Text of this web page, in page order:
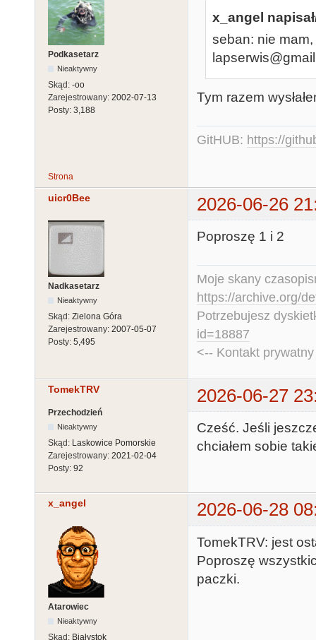
Podkasetarz
Nieaktywny
Skąd: -oo
Zarejestrowany: 2002-07-13
Posty: 3,188
x_angel
seban: nie
Tym razem
GitHUB: https://
Strona
uicr0Bee 2026-06-26
Nadkasetarz
Nieaktywny
Skąd: Zielona Góra
Zarejestrowany: 2007-05-07
Posty: 5,495
Poproszę 1 i 2
Moje skany
https://archive.org/
Potrzebujesz
id=18887
<-- Kontakt
TomekTRV 2026-06-27
Przechodzień
Nieaktywny
Skąd: Laskowice Pomorskie
Zarejestrowany: 2021-02-04
Posty: 92
Cześć. Jeśli
chciałem sobie
x_angel 2026-06-28
Atarowiec
Nieaktywny
Skąd: Białystok
TomekTRV: jest
Poproszę
paczki.